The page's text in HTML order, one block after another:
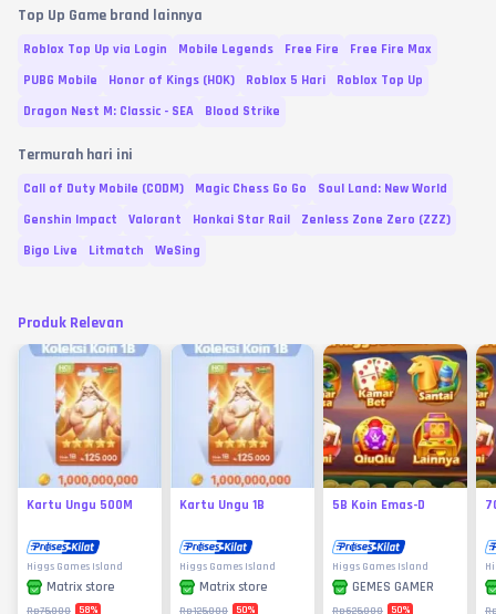
Top Up Game brand lainnya
Roblox Top Up via Login Mobile Legends Free Fire
Free Fire Max
PUBG Mobile
Honor of Kings (HOK) Roblox 5 Hari
Roblox Top Up
Dragon Nest M: Classic - SEA
Blood Strike
Termurah hari ini
Call of Duty Mobile (CODM) Magic Chess Go Go
Soul Land: New World
Genshin Impact
Valorant Honkai Star Rail
Zenless Zone Zero (ZZZ)
Bigo Live
Litmatch WeSing
Produk Relevan
Kartu Ungu 500M
Higgs Games Island
Matrix store
Rp75.000 58%
Kartu Ungu 1B
Higgs Games Island
Matrix store
Rp125.000 50%
5B Koin Emas-D
Higgs Games Island
GEMES GAMER
Rp625.000 50%